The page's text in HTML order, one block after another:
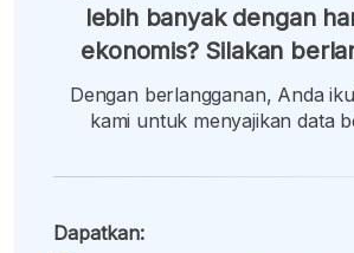
lebih banyak dengan
ekonomis? Silakan
Dengan berlangganan, Anda
kami untuk menyajikan data
Dapatkan: